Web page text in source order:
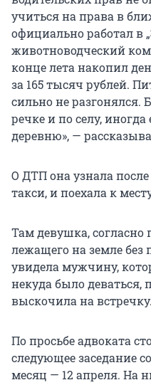
учиться на права в
официально работал в
животноводческий
конце лета накопил
за 165 тысяч рублей.
сильно не разгонялся.
речке и по селу,
деревню», —
О ДТП она узнала
такси, и поехала к
Там девушка, согласно
лежащего на земле без
увидела мужчину,
некуда было
выскочила на встречку.
По просьбе адвоката
следующее заседание
месяц — 12 апреля. На